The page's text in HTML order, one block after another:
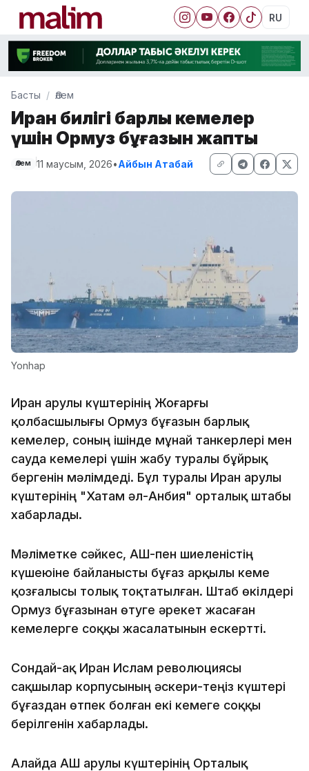
RU
Басты Әлем
Иран билігі барлық кемелер
үшін Ормуз бұғазын жапты
Әлем 11 маусым, 2026•Айбын Атабай
Yonhap
Иран Қарулы күштерінің Жоғарғы
қолбасшылығы Ормуз бұғазын барлық
кемелер, соның ішінде мұнай танкерлері мен
сауда кемелері үшін жабу туралы бұйрық
бергенін мәлімдеді. Бұл туралы Иран Қарулы
күштерінің "Хатам әл-Анбия" орталық штабы
хабарлады.
Мәліметке сәйкес, АҚШ-пен шиеленістің
күшеюіне байланысты бұғаз арқылы кеме
қозғалысы толық тоқтатылған. Штаб өкілдері
Ормуз бұғазынан өтуге әрекет жасаған
кемелерге соққы жасалатынын ескертті.
Сондай-ақ Иран Ислам революциясы
сақшылар корпусының әскери-теңіз күштері
бұғаздан өтпек болған екі кемеге соққы
берілгенін хабарлады.
Алайда АҚШ Қарулы күштерінің Орталық